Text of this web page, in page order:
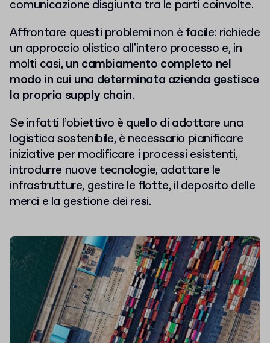
comunicazione disgiunta tra le parti coinvolte.
Affrontare questi problemi non è facile: richiede
un approccio olistico all'intero processo e, in
molti casi, un cambiamento completo nel
modo in cui una determinata azienda gestisce
la propria supply chain.
Se infatti l’obiettivo è quello di adottare una
logistica sostenibile, è necessario pianificare
iniziative per modificare i processi esistenti,
introdurre nuove tecnologie, adattare le
infrastrutture, gestire le flotte, il deposito delle
merci e la gestione dei resi.